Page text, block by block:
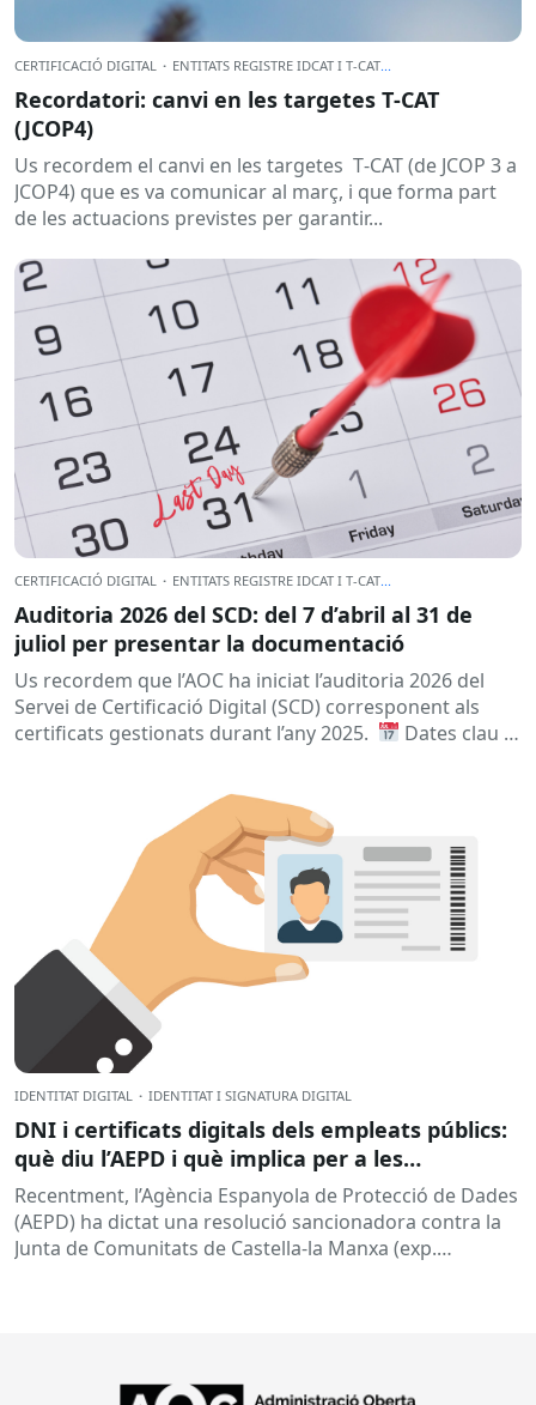
CERTIFICACIÓ DIGITAL · ENTITATS REGISTRE IDCAT I T-CAT
Recordatori: canvi en les targetes T‑CAT
(JCOP4)
Us recordem el canvi en les targetes T‑CAT (de JCOP 3 a
JCOP4) que es va comunicar al març, i que forma part
de les actuacions previstes per garantir...
CERTIFICACIÓ DIGITAL · ENTITATS REGISTRE IDCAT I T-CAT
Auditoria 2026 del SCD: del 7 d’abril al 31 de
juliol per presentar la documentació
Us recordem que l’AOC ha iniciat l’auditoria 2026 del
Servei de Certificació Digital (SCD) corresponent als
certificats gestionats durant l’any 2025.
Dates clau
IDENTITAT DIGITAL · IDENTITAT I SIGNATURA DIGITAL
DNI i certificats digitals dels empleats públics:
què diu l’AEPD i què implica per a les
administracions?
Recentment, l’Agència Espanyola de Protecció de Dades
(AEPD) ha dictat una resolució sancionadora contra la
Junta de Comunitats de Castella-la Manxa (exp.